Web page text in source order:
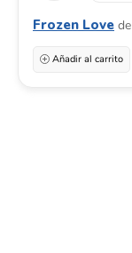
Frozen Love de
Añadir al carrito